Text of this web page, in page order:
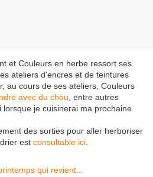
et Couleurs en herbe ressort ses
ateliers d'encres et de teintures
au cours de ses ateliers, Couleurs
avec du chou , entre autres
lorsque je cuisinerai ma prochaine
des sorties pour aller herboriser
est consultable ici